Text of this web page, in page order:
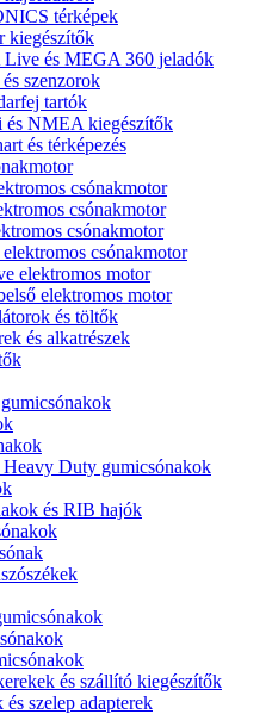
térképek
kiegészítők
és MEGA 360 jeladók
szenzorok
tartók
és NMEA kiegészítők
és térképezés
csónakmotor
csónakmotor
csónakmotor
csónakmotor
elektromos motor
elektromos motor
és töltők
és alkatrészek
Duty gumicsónakok
és RIB hajók
és szállító kiegészítők
szelep adapterek